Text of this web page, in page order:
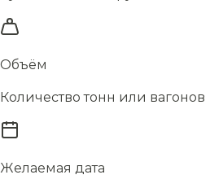
Объём
Количество тонн или вагонов
Желаемая дата